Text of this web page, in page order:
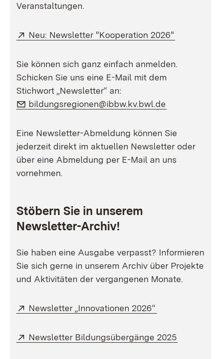
Veranstaltungen.
Extern:
Neu: Newsletter "Kooperation 2026"
Sie können sich ganz einfach anmelden.
Schicken Sie uns eine E-Mail mit dem
Stichwort „Newsletter“ an:
E-Mail:
bildungsregionen@ibbw.kv.bwl.de
Eine Newsletter-Abmeldung können Sie
jederzeit direkt im aktuellen Newsletter oder
über eine Abmeldung per E-Mail an uns
vornehmen.
Stöbern Sie in unserem
Newsletter-Archiv!
Sie haben eine Ausgabe verpasst? Informieren
Sie sich gerne in unserem Archiv über Projekte
und Aktivitäten der vergangenen Monate.
Extern:
Newsletter „Innovationen 2026“
Extern:
Newsletter Bildungsübergänge 2025